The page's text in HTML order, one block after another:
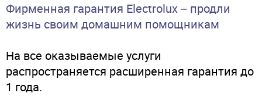
Фирменная гарантия Electrolux – продли
жизнь своим домашним помощникам
На все оказываемые услуги
распространяется расширенная гарантия до
1 года.